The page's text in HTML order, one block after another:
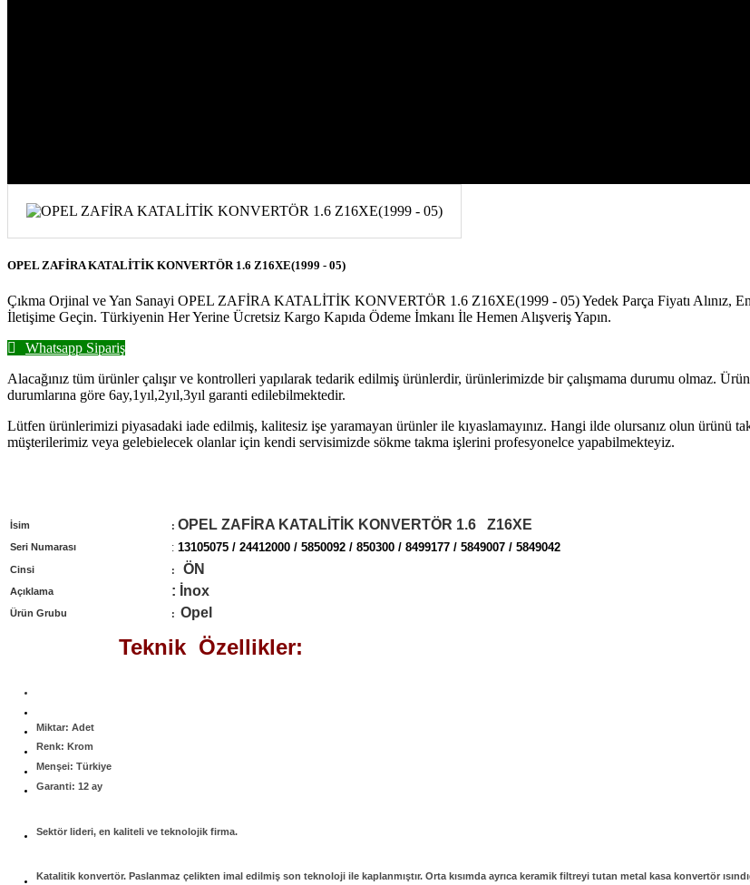
OPEL ZAFİRA KATALİTİK KONVERTÖR 1.6 Z16XE(1999 - 05)
Çıkma Orjinal ve Yan Sanayi OPEL ZAFİRA KATALİTİK KONVERTÖR 1.6 Z16XE(1999 - 05) Yedek Parça Fiyatı Alınız,
İletişime Geçin. Türkiyenin Her Yerine Ücretsiz Kargo Kapıda Ödeme İmkanı İle Hemen Alışveriş Yapın.
Whatsapp Sipariş
Alacağınız tüm ürünler çalışır ve kontrolleri yapılarak tedarik edilmiş ürünlerdir, ürünlerimizde bir çalışmama durumu olmaz.
durumlarına göre 6ay,1yıl,2yıl,3yıl garanti edilebilmektedir.
Lütfen ürünlerimizi piyasadaki iade edilmiş, kalitesiz işe yaramayan ürünler ile kıyaslamayınız. Hangi ilde olursanız olun ürünü
müşterilerimiz veya gelebielecek olanlar için kendi servisimizde sökme takma işlerini profesyonelce yapabilmekteyiz.
İsim : OPEL ZAFİRA KATALİTİK KONVERTÖR 1.6 Z16XE
Seri Numarası : 13105075 / 24412000 / 5850092 / 850300 / 8499177 / 5849007 / 5849042
Cinsi : ÖN
Açıklama : İnox
Ürün Grubu : Opel
Teknik Özellikler:
Miktar: Adet
Renk: Krom
Menşei: Türkiye
Garanti: 12 ay
Sektör lideri, en kaliteli ve teknolojik firma.
Katalitik konvertör. Paslanmaz çelikten imal edilmiş son teknoloji ile kaplanmıştır. Orta kısımda ayrıca keramik filtreyi tutan metal kasa konvertör